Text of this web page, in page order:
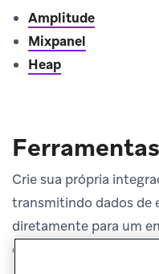
Amplitude
Mixpanel
Heap
Crie sua própria
transmitindo dados de
diretamente para um
e opera.